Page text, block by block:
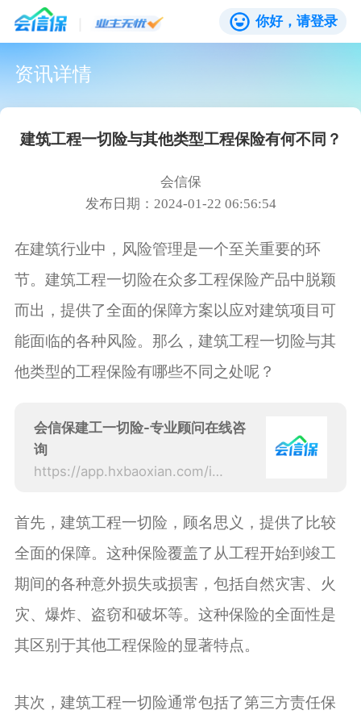
你好，请登录
资讯详情
建筑工程一切险与其他类型工程保险有何不同？
会信保
发布日期：2024-01-22 06:56:54
在建筑行业中，风险管理是一个至关重要的环
节。建筑工程一切险在众多工程保险产品中脱颖
而出，提供了全面的保障方案以应对建筑项目可
能面临的各种风险。那么，建筑工程一切险与其
他类型的工程保险有哪些不同之处呢？
会信保建工一切险-专业顾问在线咨
询
https://app.hxbaoxian.com/insurance?p=1&l=20&t=5&c=0&sourceType=web
首先，建筑工程一切险，顾名思义，提供了比较
全面的保障。这种保险覆盖了从工程开始到竣工
期间的各种意外损失或损害，包括自然灾害、火
灾、爆炸、盗窃和破坏等。这种保险的全面性是
其区别于其他工程保险的显著特点。
其次，建筑工程一切险通常包括了第三方责任保